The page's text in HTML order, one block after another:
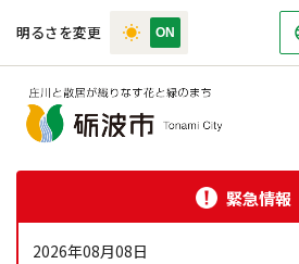
明るさを変更
緊急情報
2026年08月08日